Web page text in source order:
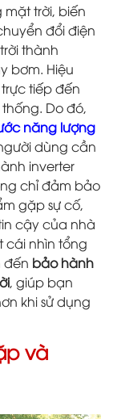
trời, biến
đổi điện
thành
bơm. Hiệu
tiếp đến
Do đó,
năng lượng
dùng cần
inverter
chỉ đảm bảo
gặp sự cố,
cậy của nhà
cái nhìn tổng
đến bảo hành
, giúp bạn
khi sử dụng
và